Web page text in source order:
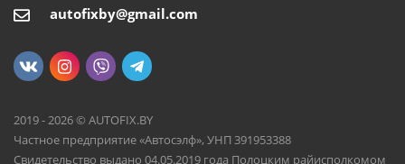
autofixby@gmail.com
2019 - 2026 © AUTOFIX.BY
Частное предприятие «Автосэлф», УНП 391953388
Свидетельство выдано 04.05.2019 года Полоцким райисполкомом